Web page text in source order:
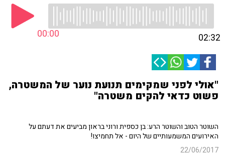
00:00 02:32
"אולי לפני שמקימים תנועת נוער של המשטרה,
פשוט כדאי להקים משטרה"
השוטר הטוב והשוטר הרע: בן כספית ורוני בראון מביעים את דעתם על
האירועים המשמעותיים של היום - אל תחמיצו!
22/06/2017